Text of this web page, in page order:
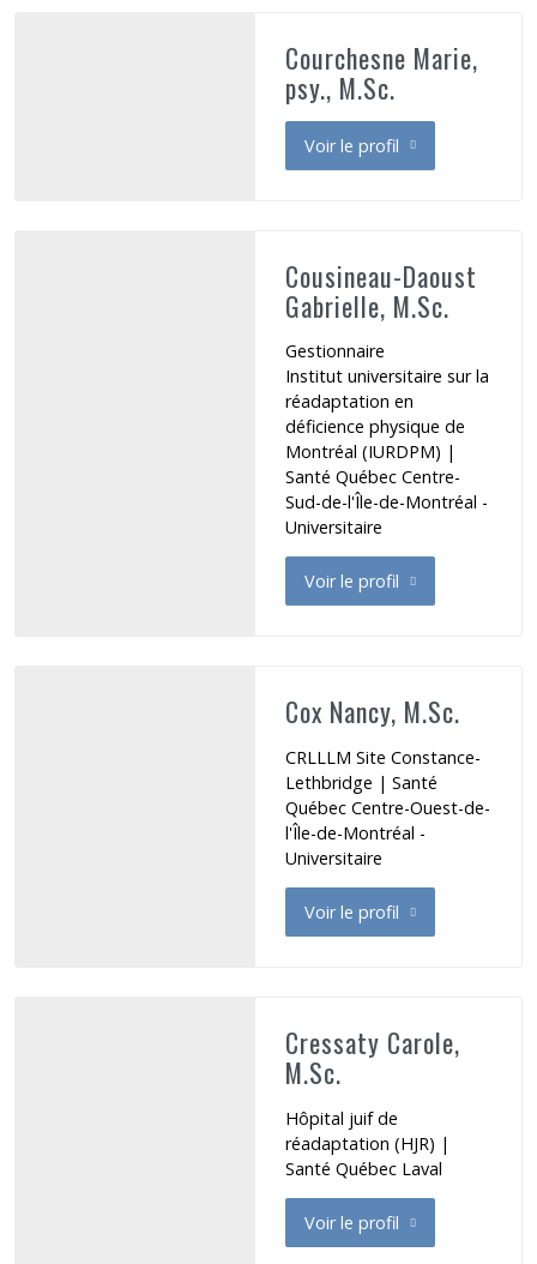
Courchesne Marie,
psy., M.Sc.
Voir le profil
de Courchesne Marie
Cousineau-Daoust
Gabrielle, M.Sc.
Gestionnaire
Institut universitaire sur la
réadaptation en
déficience physique de
Montréal (IURDPM) |
Santé Québec Centre-
Sud-de-l'Île-de-Montréal -
Universitaire
Voir le profil
de Cousineau-Daoust
Cox Nancy, M.Sc.
CRLLLM Site Constance-
Lethbridge | Santé
Québec Centre-Ouest-de-
l'Île-de-Montréal -
Universitaire
Voir le profil
de Cox Nancy
Cressaty Carole,
M.Sc.
Hôpital juif de
réadaptation (HJR) |
Santé Québec Laval
Voir le profil
de Cressaty Carole